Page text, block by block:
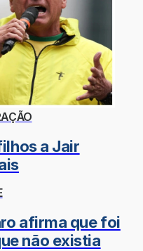
a Jair
afirma que foi
não existia